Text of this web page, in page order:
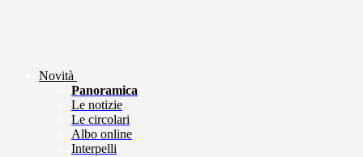
Novità
Panoramica
Le notizie
Le circolari
Albo online
Interpelli